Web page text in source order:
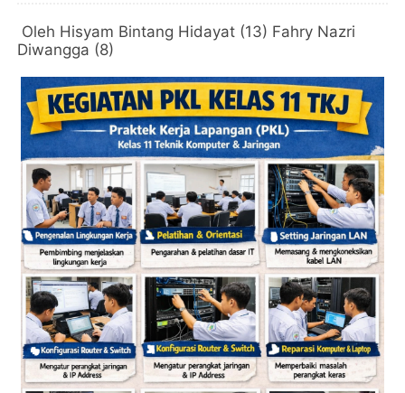
Oleh Hisyam Bintang Hidayat (13) Fahry Nazri
Diwangga (8)